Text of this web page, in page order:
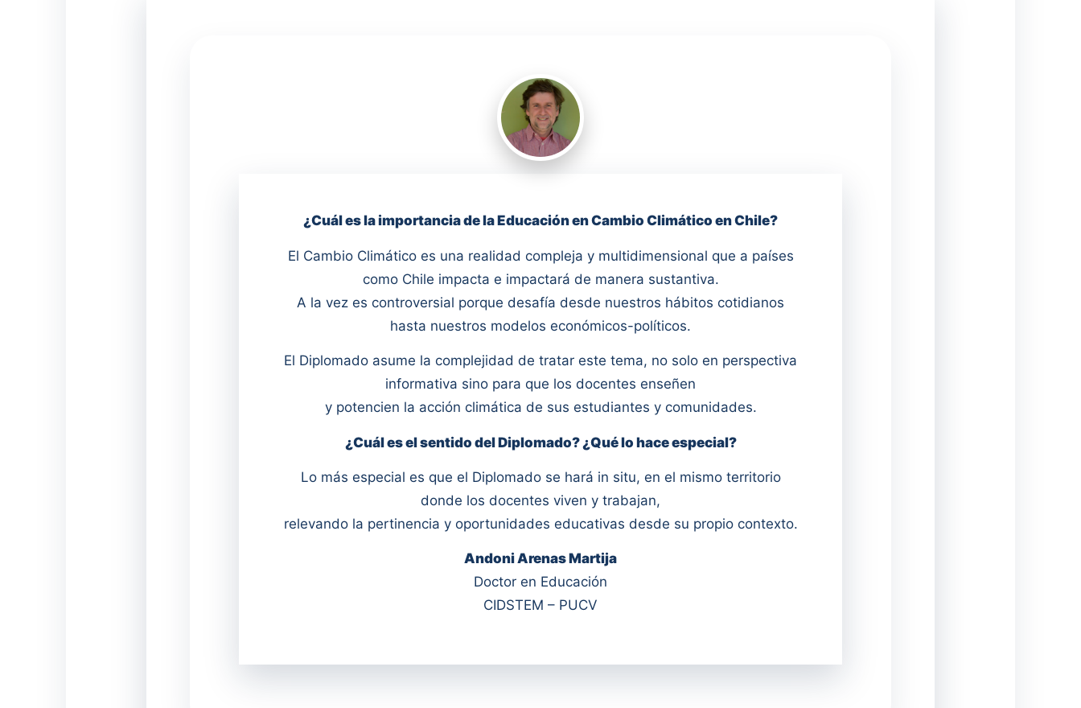
¿Cuál es la importancia de la Educación en Cambio Climático en Chile?
El Cambio Climático es una realidad compleja y multidimensional que a países
como Chile impacta e impactará de manera sustantiva.
A la vez es controversial porque desafía desde nuestros hábitos cotidianos
hasta nuestros modelos económicos-políticos.
El Diplomado asume la complejidad de tratar este tema, no solo en perspectiva
informativa sino para que los docentes enseñen
y potencien la acción climática de sus estudiantes y comunidades.
¿Cuál es el sentido del Diplomado? ¿Qué lo hace especial?
Lo más especial es que el Diplomado se hará in situ, en el mismo territorio
donde los docentes viven y trabajan,
relevando la pertinencia y oportunidades educativas desde su propio contexto.
Andoni Arenas Martija
Doctor en Educación
CIDSTEM – PUCV